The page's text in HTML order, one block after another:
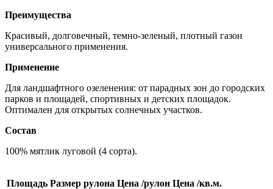
Преимущества
Красивый, долговечный, темно-зеленый, плотный газон
универсального применения.
Применение
Для ландшафтного озеленения: от парадных зон до городских
парков и площадей, спортивных и детских площадок.
Оптимален для открытых солнечных участков.
Состав
100% мятлик луговой (4 сорта).
Площадь Размер рулона Цена /рулон Цена /кв.м.